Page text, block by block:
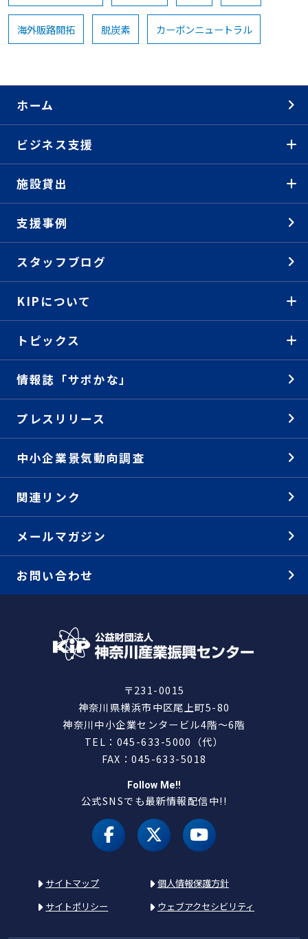
海外販路開拓 脱炭素 カーボンニュートラル
ホーム
ビジネス支援
施設貸出
支援事例
スタッフブログ
KIPについて
トピックス
情報誌「サポかな」
プレスリリース
中小企業景気動向調査
関連リンク
メールマガジン
お問い合わせ
〒231-0015
神奈川県横浜市中区尾上町5-80
神奈川中小企業センタービル4階～6階
TEL：045-633-5000（代）
FAX：045-633-5018
Follow Me!!
公式SNSでも最新情報配信中!!
facebookX（旧 twitter）
youtube
サイトマップ
個人情報保護方針
サイトポリシー
ウェブアクセシビリティ